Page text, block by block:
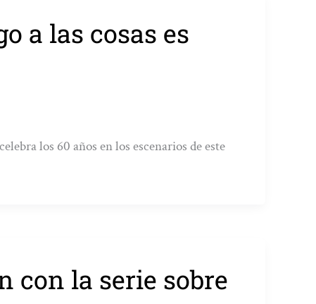
a las cosas es
los 60 años en los escenarios de este
con la serie sobre